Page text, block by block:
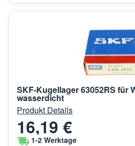
SKF-Kugellager 63052RS für
wasserdicht
Produkt Details
16,19 €
1-2 Werktage